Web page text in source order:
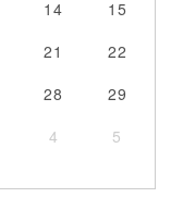
14
15
21
22
28
29
4 5